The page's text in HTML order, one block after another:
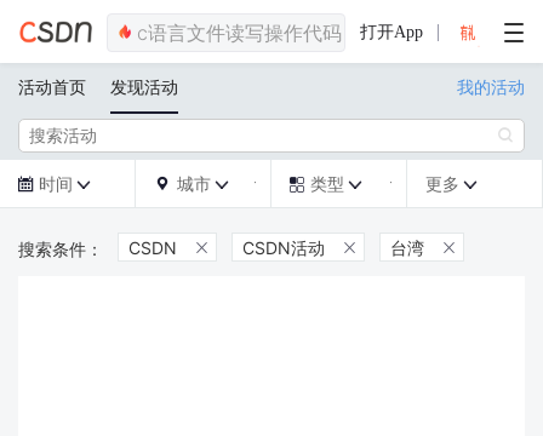
打开App
活动首页 发现活动 我的活动

 时间   城市   类型  更多 
CSDN  CSDN活动  台湾 